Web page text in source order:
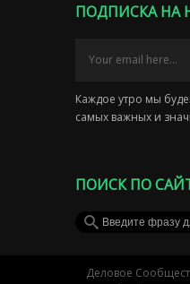
ПОДПИСКА НА
Каждое утро мы
самых важных и
ПОИСК ПО
Деловое